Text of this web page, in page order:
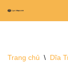
dung
Trang chủ \ Dĩa